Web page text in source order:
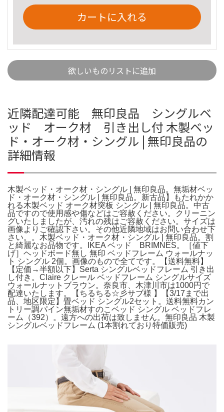
カートに入れる
欲しいものリストに追加
近隣配達可能 無印良品 シングルベ
ッド オーク材 引き出し付 木製ベッ
ド・オーク材・シングル | 無印良品の
詳細情報
木製ベッド・オーク材・シングル | 無印良品。無垢材ベッ
ド・オーク材・シングル | 無印良品。新古品】もたれかか
れる木製ベッド オーク材突板 シングル | 無印良品。中古
品ですので使用感や傷などはご容赦ください。クリーニン
グいたしましたが、汚れの残はご容赦ください。サイズは
画像よりご確認下さい。その他近隣地域はお問い合わせ下
さい。。木製ベッド・オーク材・シングル | 無印良品。割
と綺麗なお品物です。IKEA ベッド BRIMNES。［値下
げ］ヘッドボード無し 無印 ベッドフレーム ウォールナッ
ト シングル 2個。画像のもので全てです。【送料無料】
【定価→半額以下】Serta シングルベッドフレーム 引き出
し付き。Claire クレール ベッドフレーム シングルサイズ
ウォールナットブラウン。奈良市、木津川市は1000円で
配達いたします。【ちるちる☆彡サブ様 】【3/17まで出
品、地区限定】畳ベッド シングル2セット。送料無料カン
トリー調パイン無垢材すのこベッド シングル ベッドフレ
ーム（392）。遠方への出荷は致しません。無印良品 木製
シングルベッドフレーム (1本割れており特価販売)